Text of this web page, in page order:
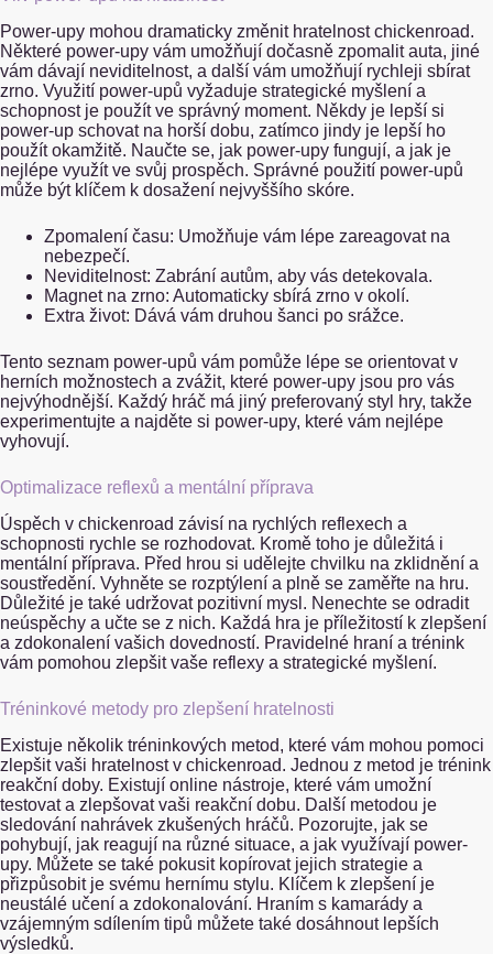
Power-upy mohou dramaticky změnit hratelnost chickenroad.
Některé power-upy vám umožňují dočasně zpomalit auta, jiné
vám dávají neviditelnost, a další vám umožňují rychleji sbírat
zrno. Využití power-upů vyžaduje strategické myšlení a
schopnost je použít ve správný moment. Někdy je lepší si
power-up schovat na horší dobu, zatímco jindy je lepší ho
použít okamžitě. Naučte se, jak power-upy fungují, a jak je
nejlépe využít ve svůj prospěch. Správné použití power-upů
může být klíčem k dosažení nejvyššího skóre.
Zpomalení času: Umožňuje vám lépe zareagovat na
nebezpečí.
Neviditelnost: Zabrání autům, aby vás detekovala.
Magnet na zrno: Automaticky sbírá zrno v okolí.
Extra život: Dává vám druhou šanci po srážce.
Tento seznam power-upů vám pomůže lépe se orientovat v
herních možnostech a zvážit, které power-upy jsou pro vás
nejvýhodnější. Každý hráč má jiný preferovaný styl hry, takže
experimentujte a najděte si power-upy, které vám nejlépe
vyhovují.
Optimalizace reflexů a mentální příprava
Úspěch v chickenroad závisí na rychlých reflexech a
schopnosti rychle se rozhodovat. Kromě toho je důležitá i
mentální příprava. Před hrou si udělejte chvilku na zklidnění a
soustředění. Vyhněte se rozptýlení a plně se zaměřte na hru.
Důležité je také udržovat pozitivní mysl. Nenechte se odradit
neúspěchy a učte se z nich. Každá hra je příležitostí k zlepšení
a zdokonalení vašich dovedností. Pravidelné hraní a trénink
vám pomohou zlepšit vaše reflexy a strategické myšlení.
Tréninkové metody pro zlepšení hratelnosti
Existuje několik tréninkových metod, které vám mohou pomoci
zlepšit vaši hratelnost v chickenroad. Jednou z metod je trénink
reakční doby. Existují online nástroje, které vám umožní
testovat a zlepšovat vaši reakční dobu. Další metodou je
sledování nahrávek zkušených hráčů. Pozorujte, jak se
pohybují, jak reagují na různé situace, a jak využívají power-
upy. Můžete se také pokusit kopírovat jejich strategie a
přizpůsobit je svému hernímu stylu. Klíčem k zlepšení je
neustálé učení a zdokonalování. Hraním s kamarády a
vzájemným sdílením tipů můžete také dosáhnout lepších
výsledků.